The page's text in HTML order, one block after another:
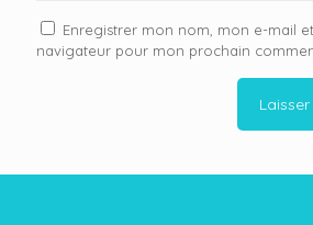
Enregistrer mon nom, mon e-mail
navigateur pour mon prochain